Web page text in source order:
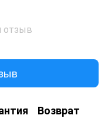
отзыв
Возврат